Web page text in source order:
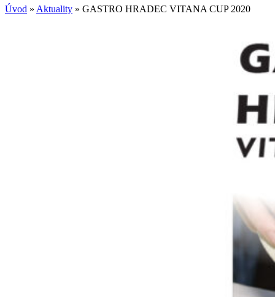
Úvod » Aktuality » GASTRO HRADEC VITANA CUP 2020